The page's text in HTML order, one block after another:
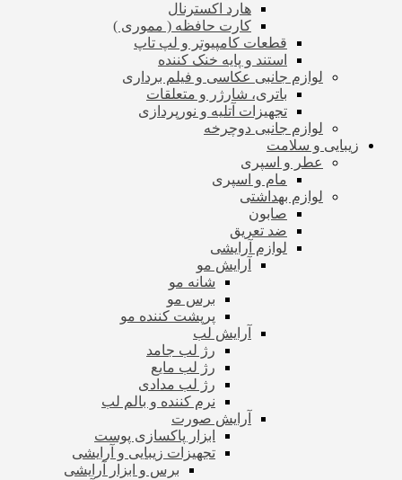
هارد اکسترنال
کارت حافظه ( مموری )
قطعات کامپیوتر و لپ تاپ
استند و پایه خنک کننده
لوازم جانبی عکاسی و فیلم برداری
باتری، شارژر و متعلقات
تجهیزات آتلیه و نورپردازی
لوازم جانبی دوچرخه
زیبایی و سلامت
عطر و اسپری
مام و اسپری
لوازم بهداشتی
صابون
ضد تعریق
لوازم آرایشی
آرایش مو
شانه مو
برس مو
پرپشت کننده مو
آرایش لب
رژ لب جامد
رژ لب مایع
رژ لب مدادی
نرم کننده و بالم لب
آرایش صورت
ابزار پاکسازی پوست
تجهیزات زیبایی و آرایشی
برس و ابزار آرایشی